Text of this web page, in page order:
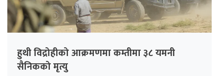
हुथी विद्रोहीको आक्रमणमा कम्तीमा ३८ यमनी
सैनिकको मृत्यु